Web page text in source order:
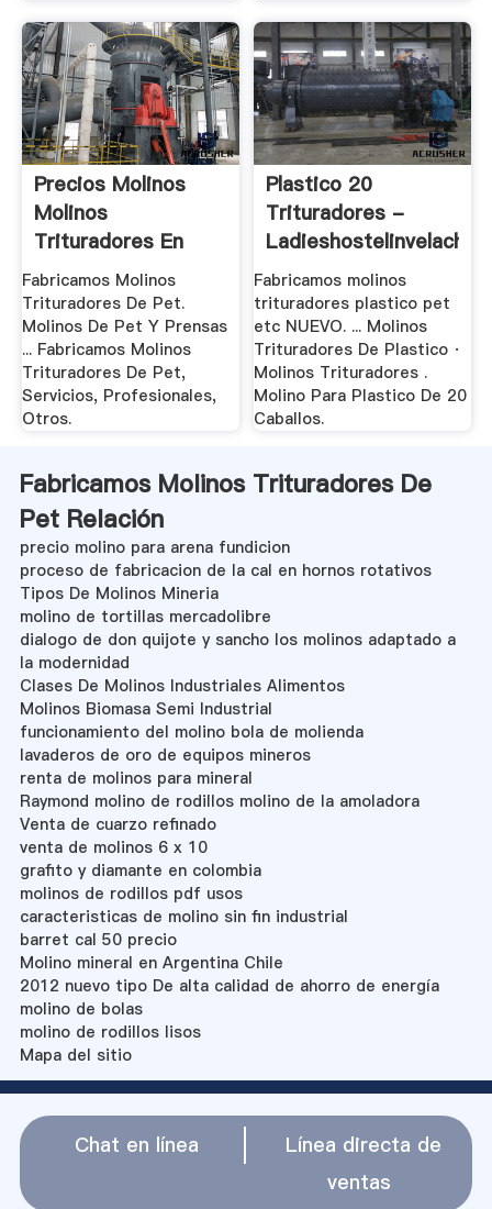
Precios Molinos
Molinos
Trituradores En
Mercado .
Fabricamos Molinos
Trituradores De Pet.
Molinos De Pet Y Prensas
... Fabricamos Molinos
Trituradores De Pet,
Servicios, Profesionales,
Otros.
Plastico 20
Trituradores -
Fabricamos molinos
trituradores plastico pet
etc NUEVO. ... Molinos
Trituradores De Plastico ·
Molinos Trituradores .
Molino Para Plastico De 20
Caballos.
Fabricamos Molinos Trituradores De
Pet Relación
precio molino para arena fundicion
proceso de fabricacion de la cal en hornos rotativos
Tipos De Molinos Mineria
molino de tortillas mercadolibre
dialogo de don quijote y sancho los molinos adaptado a
la modernidad
Clases De Molinos Industriales Alimentos
Molinos Biomasa Semi Industrial
funcionamiento del molino bola de molienda
lavaderos de oro de equipos mineros
renta de molinos para mineral
Raymond molino de rodillos molino de la amoladora
Venta de cuarzo refinado
venta de molinos 6 x 10
grafito y diamante en colombia
molinos de rodillos pdf usos
caracteristicas de molino sin fin industrial
barret cal 50 precio
Molino mineral en Argentina Chile
2012 nuevo tipo De alta calidad de ahorro de energía
molino de bolas
molino de rodillos lisos
Mapa del sitio
Chat en línea
Línea directa de
ventas